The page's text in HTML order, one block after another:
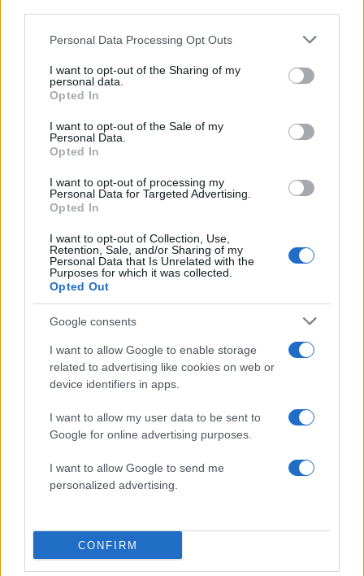
Please note that this website/app uses one or more Google
not limited to your visit or usage behaviour. You may click to
grant or deny consent to Google and its third-party tags to
use your data for below specified purposes in below Google
consent section.
Personal Data Processing Opt Outs
I want to opt-out of the Sharing of my
personal data.
Opted In
I want to opt-out of the Sale of my
Personal Data.
Opted In
I want to opt-out of processing my
Personal Data for Targeted Advertising.
Opted In
I want to opt-out of Collection, Use,
Retention, Sale, and/or Sharing of my
Personal Data that Is Unrelated with the
Purposes for which it was collected.
Opted Out
Google consents
I want to allow Google to enable storage
related to advertising like cookies on web or
device identifiers in apps.
I want to allow my user data to be sent to
Google for online advertising purposes.
I want to allow Google to send me
personalized advertising.
CONFIRM
πισίνα, δε θα είχα θρηνήσει το παιδί μου» –
Η σπαρακτική περιγραφή του πατέρα και
τα κενά στους ισχυρισμούς του ιδιοκτήτη
του beach bar
Μετέτρεψαν το Σαρακήνικο της Μήλου σε
ελικοδρόμιο – «Πάρκαραν» το ελικόπτερο
τους για να κάνουν μπάνιο
Μπρίτνεϊ Σπίαρς: Έκανε αποτυχημένο
μπότοξ και ανέβασε στο Instagram την
εμπειρία της
Γιάννης Παπαμιχαήλ: «Η απαγόρευση
φωνής της Αλίκης Βουγιουκλάκη μέσω AI»
Ο δημοσιογράφος Βασίλης Τσεκούρας
ανακοίνωσε ότι παντρεύεται τη σύντροφό
του, Γωγώ Μπαλή
Πιο σχολιασμένα
Στην Κρήτη ο Κυριάκος Μητσοτάκης,
Πού βρέθηκε το Σάββατο
Το οικονομικό πρόγραμμα της ΕΛΑΣ που
θα παρουσιάσει ο Αλέξης Τσίπρας στη
Θεσσαλονίκη: Σχέδιο τετραετίας
Ο Φειδίας Παναγιώτου πήγε με σορτσάκι
– Σολωμού
79 ΕΛΑΣ: Ο Αλέξης Δέδες ο πρώτος